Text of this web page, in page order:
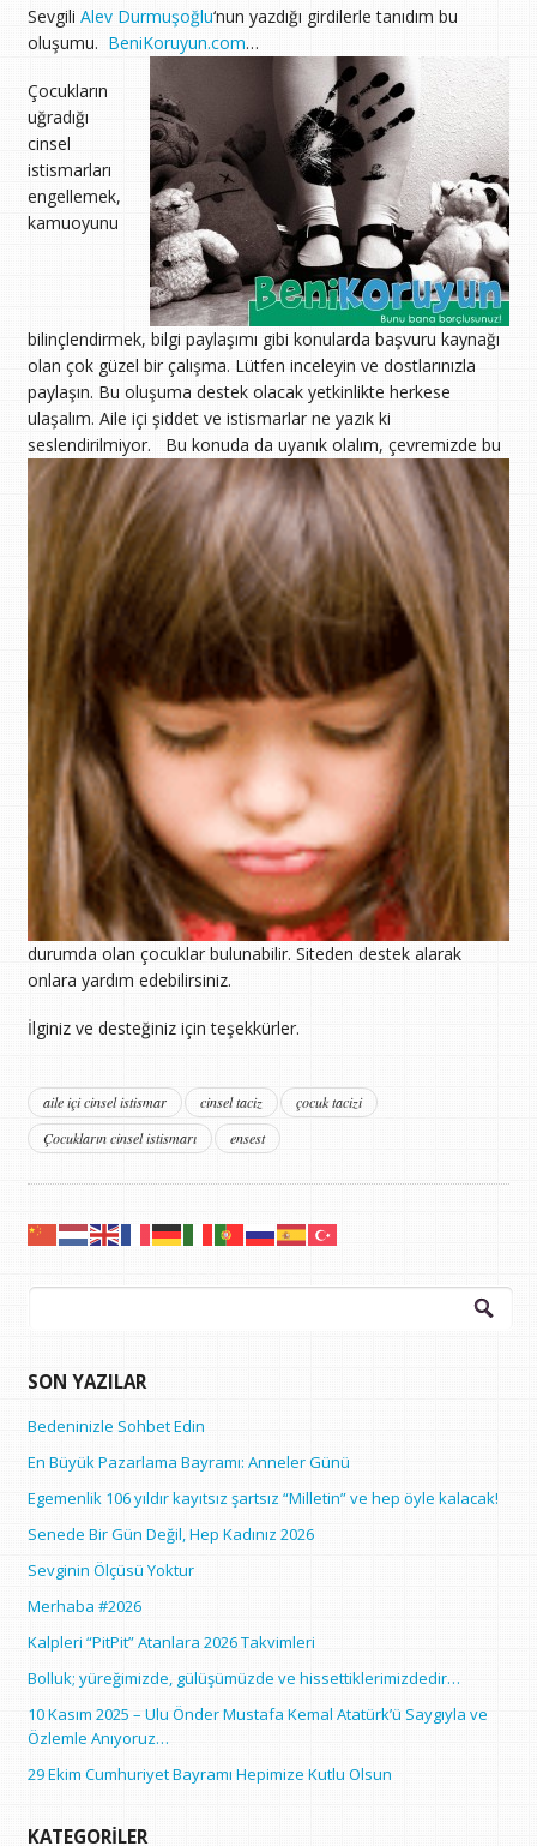
Sevgili Alev Durmuşoğlu‘nun yazdığı girdilerle tanıdım bu
oluşumu. BeniKoruyun.com…
Çocukların
uğradığı
cinsel
istismarları
engellemek,
kamuoyunu
bilinçlendirmek, bilgi paylaşımı gibi konularda başvuru kaynağı
olan çok güzel bir çalışma. Lütfen inceleyin ve dostlarınızla
paylaşın. Bu oluşuma destek olacak yetkinlikte herkese
ulaşalım. Aile içi şiddet ve istismarlar ne yazık ki
seslendirilmiyor.
Bu konuda da uyanık olalım, çevremizde bu
durumda olan çocuklar bulunabilir. Siteden destek alarak
onlara yardım edebilirsiniz.
İlginiz ve desteğiniz için teşekkürler.
aile içi cinsel istismar cinsel taciz
çocuk tacizi
Çocukların cinsel istismarı
ensest
Arama:
SON YAZILAR
Bedeninizle Sohbet Edin
En Büyük Pazarlama Bayramı: Anneler Günü
Egemenlik 106 yıldır kayıtsız şartsız “Milletin” ve hep öyle kalacak!
Senede Bir Gün Değil, Hep Kadınız 2026
Sevginin Ölçüsü Yoktur
Merhaba #2026
Kalpleri “PitPit” Atanlara 2026 Takvimleri
Bolluk; yüreğimizde, gülüşümüzde ve hissettiklerimizdedir…
10 Kasım 2025 – Ulu Önder Mustafa Kemal Atatürk’ü Saygıyla ve
Özlemle Anıyoruz…
29 Ekim Cumhuriyet Bayramı Hepimize Kutlu Olsun
KATEGORILER